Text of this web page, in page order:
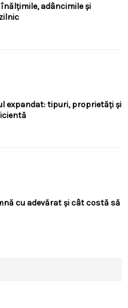
adâncimile și
expandat: tipuri, proprietăți și
cu adevărat și cât costă să